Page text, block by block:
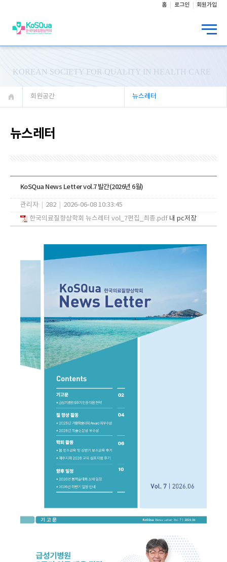
홈 로그인 회원가입
KOREAN SOCIETY FOR QUALITY IN HEALTH CARE
회원공간 뉴스레터
뉴스레터
KoSQua News Letter vol.7 발간(2026년 6월)
관리자 282
2026-06-08 10:33:45
한국의료질향상학회 뉴스레터 vol_7편집_최종.pdf 내 pc저장